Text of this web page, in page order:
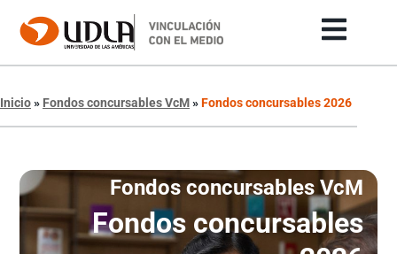
Inicio» Fondos concursables VcM»Fondos concursables 2026
Fondos concursables VcM
Fondos concursables